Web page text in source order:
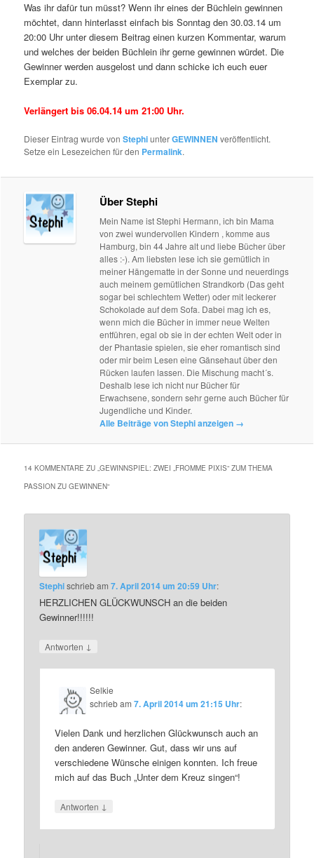
Was ihr dafür tun müsst? Wenn ihr eines der Büchlein gewinnen
möchtet, dann hinterlasst einfach bis Sonntag den 30.03.14 um
20:00 Uhr unter diesem Beitrag einen kurzen Kommentar, warum
und welches der beiden Büchlein ihr gerne gewinnen würdet. Die
Gewinner werden ausgelost und dann schicke ich euch euer
Exemplar zu.
Verlängert bis 06.04.14 um 21:00 Uhr.
Dieser Eintrag wurde vonStephiunterGEWINNEN veröffentlicht.
Setze ein Lesezeichen für den Permalink.
Über Stephi
Mein Name ist Stephi Hermann, ich bin Mama
von zwei wundervollen Kindern , komme aus
Hamburg, bin 44 Jahre alt und liebe Bücher über
alles :-). Am liebsten lese ich sie gemütlich in
meiner Hängematte in der Sonne und neuerdings
auch meinem gemütlichen Strandkorb (Das geht
sogar bei schlechtem Wetter) oder mit leckerer
Schokolade auf dem Sofa. Dabei mag ich es,
wenn mich die Bücher in immer neue Welten
entführen, egal ob sie in der echten Welt oder in
der Phantasie spielen, sie eher romantisch sind
oder mir beim Lesen eine Gänsehaut über den
Rücken laufen lassen. Die Mischung macht´s.
Deshalb lese ich nicht nur Bücher für
Erwachsene, sondern sehr gerne auch Bücher für
Jugendliche und Kinder.
Alle Beiträge von Stephi anzeigen →
14 KOMMENTARE ZU „GEWINNSPIEL: ZWEI „FROMME PIXIS“ ZUM THEMA
PASSION ZU GEWINNEN“
Stephischriebam7. April 2014 um 20:59 Uhr:
HERZLICHEN GLÜCKWUNSCH an die beiden
Gewinner!!!!!!
Antworten ↓
Selkie
schriebam7. April 2014 um 21:15 Uhr:
Vielen Dank und herzlichen Glückwunsch auch an
den anderen Gewinner. Gut, dass wir uns auf
verschiedene Wünsche einigen konnten. Ich freue
mich auf das Buch „Unter dem Kreuz singen“!
Antworten ↓